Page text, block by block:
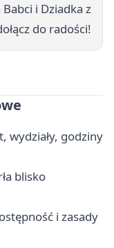
i Dziadka z
do radości!
wydziały, godziny
blisko
i zasady